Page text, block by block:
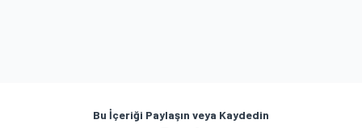
Bu İçeriği Paylaşın veya Kaydedin